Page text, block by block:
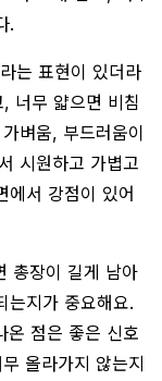
.
는 표현이 있더라
너무 얇으면 비침
벼움, 부드러움이
시원하고 가볍고
에서 강점이 있어
총장이 길게 남아
는지가 중요해요.
온 점은 좋은 신호
올라가지 않는지